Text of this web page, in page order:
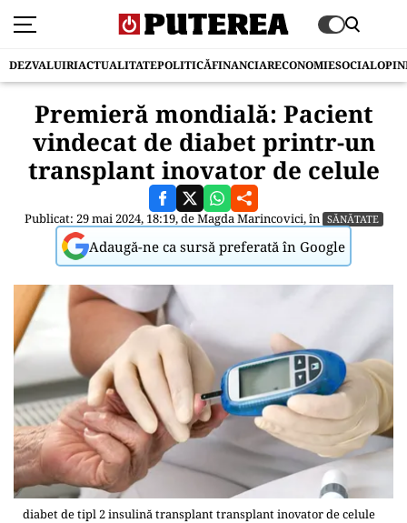
DEZVALUIRIACTUALITATEPOLITICĂFINANCIARECONOMIESOCIAL
Premieră mondială: Pacient
vindecat de diabet printr-un
transplant inovator de celule
Publicat: 29 mai 2024, 18:19, deMagda Marincovici, în SĂNĂTATE
Adaugă-ne ca sursă preferată în Google
diabet de tipl 2 insulină transplant transplant inovator de celule